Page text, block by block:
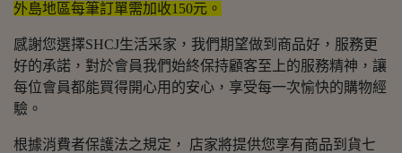
外島地區每筆訂單需加收150元。
感謝您選擇SHCJ生活采家，我們期望做到商品好，服務更
好的承諾，對於會員我們始終保持顧客至上的服務精神，讓
每位會員都能買得開心用的安心，享受每一次愉快的購物經
驗。
根據消費者保護法之規定， 店家將提供您享有商品到貨七